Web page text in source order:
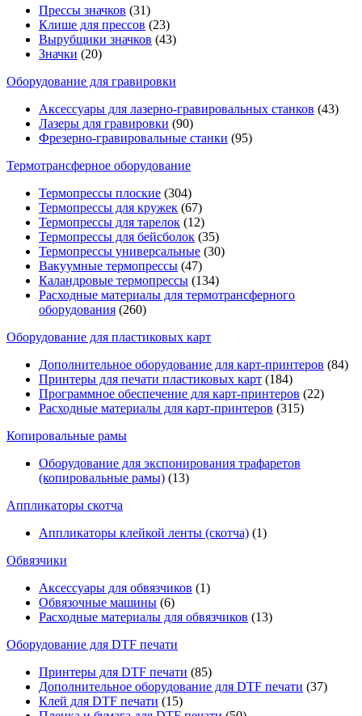
Прессы значков (31)
Клише для прессов (23)
Вырубщики значков (43)
Значки (20)
Оборудование для гравировки
Аксессуары для лазерно-гравировальных станков (43)
Лазеры для гравировки (90)
Фрезерно-гравировальные станки (95)
Термотрансферное оборудование
Термопрессы плоские (304)
Термопрессы для кружек (67)
Термопрессы для тарелок (12)
Термопрессы для бейсболок (35)
Термопрессы универсальные (30)
Вакуумные термопрессы (47)
Каландровые термопрессы (134)
Расходные материалы для термотрансферного
оборудования (260)
Оборудование для пластиковых карт
Дополнительное оборудование для карт-принтеров (84)
Принтеры для печати пластиковых карт (184)
Программное обеспечение для карт-принтеров (22)
Расходные материалы для карт-принтеров (315)
Копировальные рамы
Оборудование для экспонирования трафаретов
(копировальные рамы) (13)
Аппликаторы скотча
Аппликаторы клейкой ленты (скотча) (1)
Обвязчики
Аксессуары для обвязчиков (1)
Обвязочные машины (6)
Расходные материалы для обвязчиков (13)
Оборудование для DTF печати
Принтеры для DTF печати (85)
Дополнительное оборудование для DTF печати (37)
Клей для DTF печати (15)